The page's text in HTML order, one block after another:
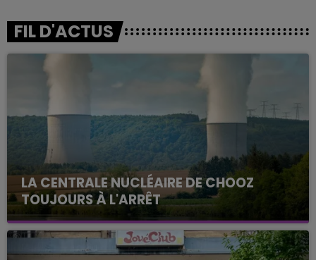
FIL D'ACTUS
LA CENTRALE NUCLÉAIRE DE CHOOZ
TOUJOURS À L'ARRÊT
Cela fait déjà une semaine que la centrale
nucléaire ardennaise est à l'arrêt. Une situation
justifiée par la sécheresse intense qui est toujours